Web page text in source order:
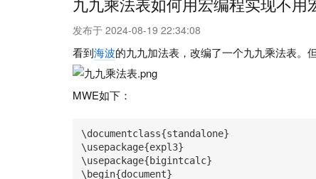
发布于 2024-08-19 22:34:08
看到海波的九九加法表，改编了一个九九乘法表。
MWE如下：
\documentclass{standalone}
\usepackage{expl3}
\usepackage{bigintcalc}
\begin{document}